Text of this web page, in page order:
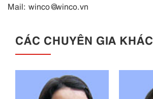
Mail: winco@winco.vn
CÁC CHUYÊN GIA KHÁC